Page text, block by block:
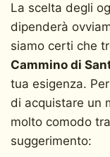
La scelta degli
dipenderà
siamo certi che
Cammino di
tua esigenza.
di acquistare un
molto comodo
suggerimento: